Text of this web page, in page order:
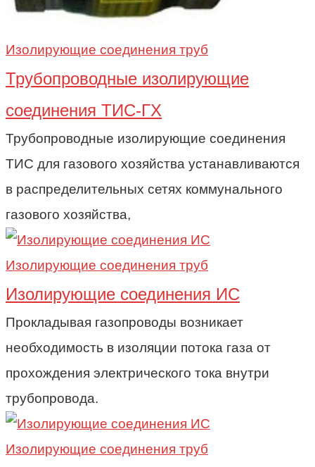
Изолирующие соединения труб
Трубопроводные изолирующие
соединения ТИС-ГХ
Трубопроводные изолирующие соединения
ТИС для газового хозяйства устанавливаются
в распределительных сетях коммунального
газового хозяйства,
Изолирующие соединения труб
Изолирующие соединения ИС
Прокладывая газопроводы возникает
необходимость в изоляции потока газа от
прохождения электрического тока внутри
трубопровода.
Изолирующие соединения труб